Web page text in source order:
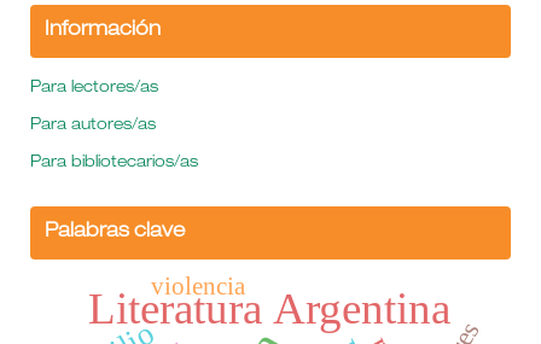
Información
Para lectores/as
Para autores/as
Para bibliotecarios/as
Palabras clave
Literatura Argentina
violencia